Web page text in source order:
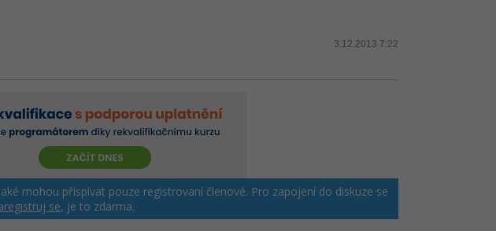
3.12.2013 7:22
mohou přispívat pouze registrovaní členové. Pro zapojení do diskuze se
se, je to zdarma.